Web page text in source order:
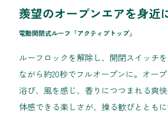
羨望のオープンエアを身近
電動開閉式ルーフ「アクティブトップ」
ルーフロックを解除し、開閉スイッチ
ながら約20秒でフルオープンに。オー
浴び、風を感じ、香りにつつまれる爽
体感できる楽しさが、操る歓びとともに